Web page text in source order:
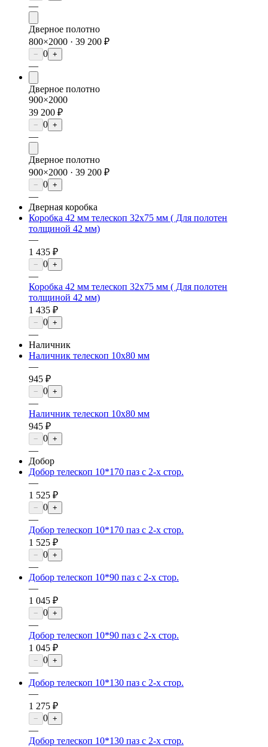
—
Дверное полотно
800×2000 · 39 200 ₽
− 0 +
—
Дверное полотно
900×2000
39 200 ₽
− 0 +
—
Дверное полотно
900×2000 · 39 200 ₽
− 0 +
—
Дверная коробка
Коробка 42 мм телескоп 32х75 мм ( Для полотен
толщиной 42 мм)
—
1 435 ₽
− 0 +
—
Коробка 42 мм телескоп 32х75 мм ( Для полотен
толщиной 42 мм)
1 435 ₽
− 0 +
—
Наличник
Наличник телескоп 10х80 мм
—
945 ₽
− 0 +
—
Наличник телескоп 10х80 мм
945 ₽
− 0 +
—
Добор
Добор телескоп 10*170 паз с 2-х стор.
—
1 525 ₽
− 0 +
—
Добор телескоп 10*170 паз с 2-х стор.
1 525 ₽
− 0 +
—
Добор телескоп 10*90 паз с 2-х стор.
—
1 045 ₽
− 0 +
—
Добор телескоп 10*90 паз с 2-х стор.
1 045 ₽
− 0 +
—
Добор телескоп 10*130 паз с 2-х стор.
—
1 275 ₽
− 0 +
—
Добор телескоп 10*130 паз с 2-х стор.